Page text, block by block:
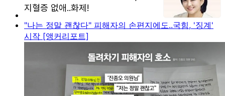
"나는 정말 괜찮다" 피해자의 손편지에도..국힘, '징계'
시작 [앵커리포트]